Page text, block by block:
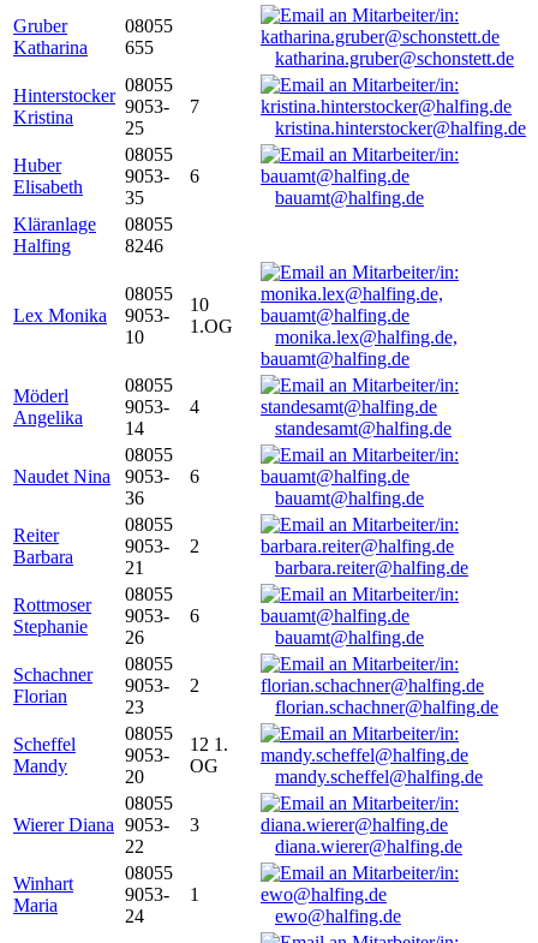
Gruber
Katharina
08055
655
katharina.gruber@schonstett.de
Hinterstocker
Kristina
08055
9053-
25
7
kristina.hinterstocker@halfing.de
Huber
Elisabeth
08055
9053-
35
6
bauamt@halfing.de
Kläranlage
Halfing
08055
8246
Lex Monika
08055
9053-
10
10
1.OG
monika.lex@halfing.de,
bauamt@halfing.de
Möderl
Angelika
08055
9053-
14
4
standesamt@halfing.de
Naudet Nina
08055
9053-
36
6
bauamt@halfing.de
Reiter
Barbara
08055
9053-
21
2
barbara.reiter@halfing.de
Rottmoser
Stephanie
08055
9053-
26
6
bauamt@halfing.de
Schachner
Florian
08055
9053-
23
2
florian.schachner@halfing.de
Scheffel
Mandy
08055
9053-
20
12 1.
OG
mandy.scheffel@halfing.de
Wierer Diana
08055
9053-
22
3
diana.wierer@halfing.de
Winhart
Maria
08055
9053-
24
1
ewo@halfing.de